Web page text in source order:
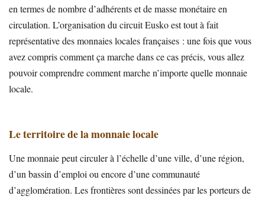
en termes de nombre d’adhérents et de masse monétaire en
circulation. L’organisation du circuit Eusko est tout à fait
représentative des monnaies locales françaises : une fois que vous
avez compris comment ça marche dans ce cas précis, vous allez
pouvoir comprendre comment marche n’importe quelle monnaie
locale.
Le territoire de la monnaie locale
Une monnaie peut circuler à l’échelle d’une ville, d’une région,
d’un bassin d’emploi ou encore d’une communauté
d’agglomération. Les frontières sont dessinées par les porteurs de